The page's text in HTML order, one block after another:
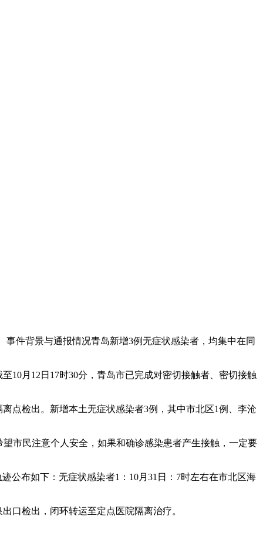
件背景与通报情况青岛新增3例无症状感染者，均集中在同
10月12日17时30分，青岛市已完成对密切接触者、密切接触
点检出。新增本土无症状感染者3例，其中市北区1例、李沧
市民注意个人安全，如果和确诊感染患者产生接触，一定要
公布如下：无症状感染者1：10月31日：7时左右在市北区海
口检出，闭环转运至定点医院隔离治疗。